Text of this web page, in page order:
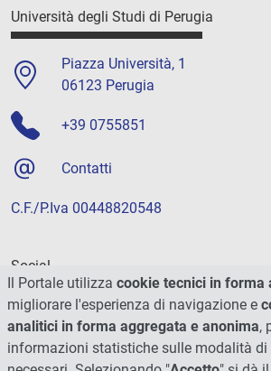
Università degli Studi di Perugia
Piazza Università, 1
06123 Perugia
+39 0755851
Contatti
C.F./P.Iva 00448820548
Social
Il Portale utilizza cookie tecnici in forma
migliorare l'esperienza di navigazione e
analitici in forma aggregata e anonima,
informazioni statistiche sulle modalità di